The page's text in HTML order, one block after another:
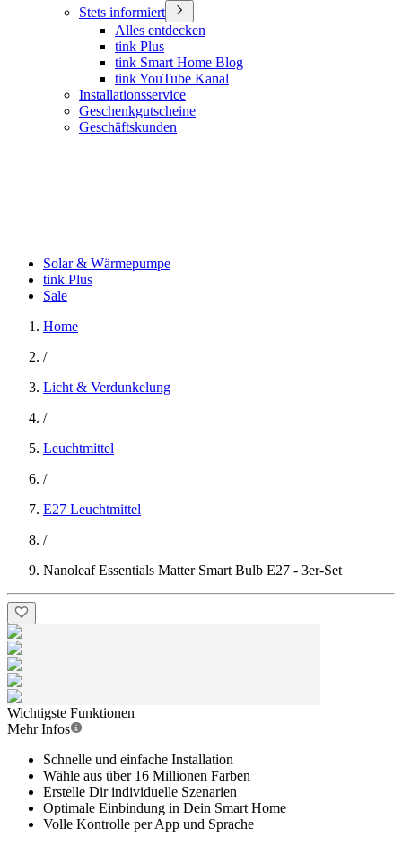
Stets informiert
Alles entdecken
tink Plus
tink Smart Home Blog
tink YouTube Kanal
Installationsservice
Geschenkgutscheine
Geschäftskunden
Solar & Wärmepumpe
tink Plus
Sale
Home
/
Licht & Verdunkelung
/
Leuchtmittel
/
E27 Leuchtmittel
/
Nanoleaf Essentials Matter Smart Bulb E27 - 3er-Set
Wichtigste Funktionen
Mehr Infos
Schnelle und einfache Installation
Wähle aus über 16 Millionen Farben
Erstelle Dir individuelle Szenarien
Optimale Einbindung in Dein Smart Home
Volle Kontrolle per App und Sprache